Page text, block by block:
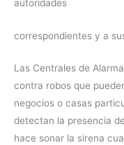
autoridades
correspondientes y a
Las Centrales de
contra robos que
negocios o casas
detectan la presencia
hace sonar la sirena